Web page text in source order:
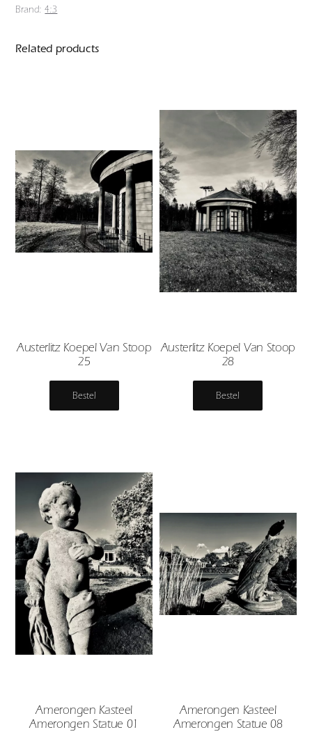
Brand:4:3
Related products
Austerlitz Koepel Van Stoop
25
Bestel
Austerlitz Koepel Van Stoop
28
Bestel
Amerongen Kasteel
Amerongen Statue 01
Amerongen Kasteel
Amerongen Statue 08